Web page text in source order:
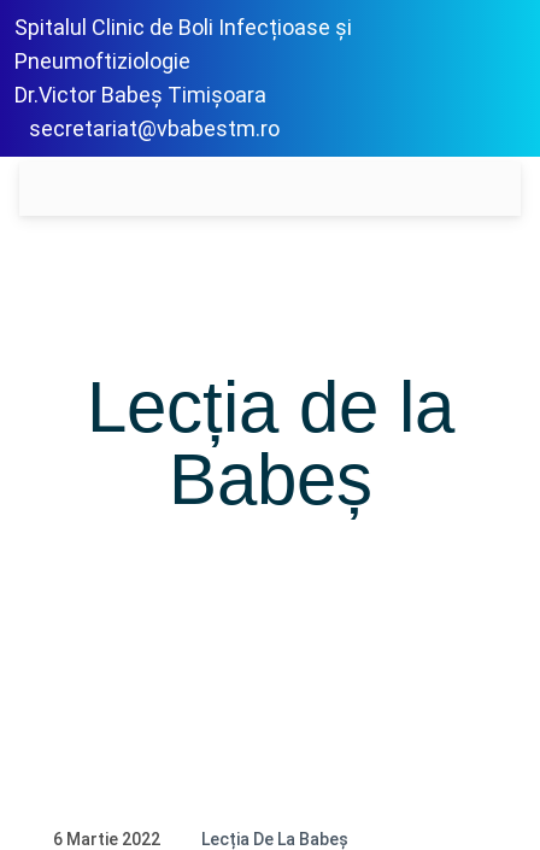
Spitalul Clinic de Boli Infecțioase și
Pneumoftiziologie
Dr.Victor Babeș Timișoara
secretariat@vbabestm.ro
Lecția de la
Babeș
6 Martie 2022 Lecția De La Babeș